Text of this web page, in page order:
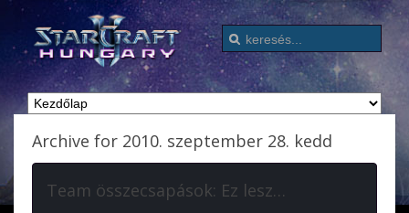
Archive for 2010. szeptember 28. kedd
Team összecsapások: Ez lesz…